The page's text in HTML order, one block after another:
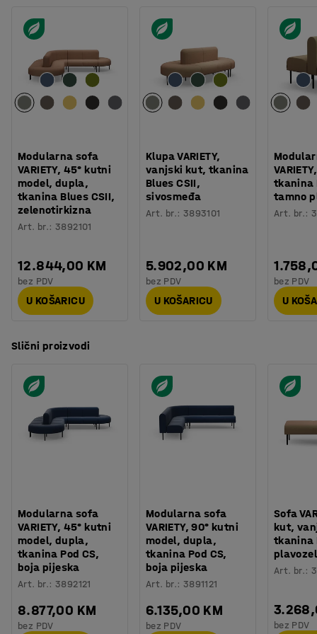
Modularna sofa
VARIETY, 45° kutni
model, dupla,
tkanina Blues CSII,
zelenotirkizna
Art. br.:3892101
12.844,00 KM
bez PDV
U KOŠARICU
Klupa VARIETY,
vanjski kut, tkanina
Blues CSII,
sivosmeđa
Art. br.: 3893101
5.902,00 KM
bez PDV
U KOŠARICU
tkanina
tamno
Art. br.:
bez PDV
U
Slični proizvodi
Modularna sofa
VARIETY, 45° kutni
model, dupla,
tkanina Pod CS,
boja pijeska
Art. br.:3892121
8.877,00 KM
bez PDV
Modularna sofa
VARIETY, 90° kutni
model, dupla,
tkanina Pod CS,
boja pijeska
Art. br.: 3891121
6.135,00 KM
bez PDV
Sofa
kut,
tkanina
Art. br.:
bez PDV